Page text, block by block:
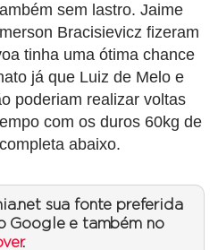
sem lastro. Jaime
Bracisievicz fizeram
tinha uma ótima chance
já que Luiz de Melo e
poderiam realizar voltas
com os duros 60kg de
abaixo.
sua fonte preferida
Google e também no
.